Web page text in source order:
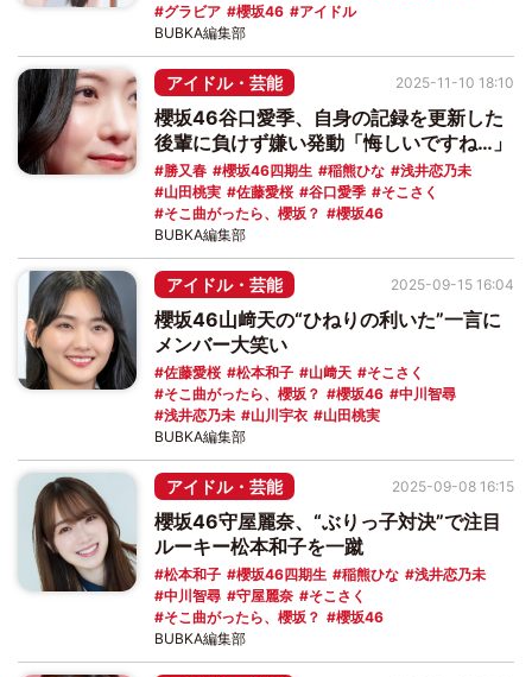
グラビア
櫻坂46 アイドル
BUBKA編集部
アイドル・芸能
櫻坂46谷口愛季、自身の記録を更新した
後輩に負けず嫌い発動「悔しいですね…」
勝又春 櫻坂46四期生 稲熊ひな
浅井恋乃未
山田桃実
佐藤愛桜 谷口愛季
そこさく
そこ曲がったら、櫻坂？
櫻坂46
2025-11-10 18:10
BUBKA編集部
アイドル・芸能
櫻坂46山﨑天の“ひねりの利いた”一言に
メンバー大笑い
佐藤愛桜 松本和子 山﨑天
そこさく
そこ曲がったら、櫻坂？
櫻坂46
中川智尋
浅井恋乃未
山川宇衣 山田桃実
2025-09-15 16:04
BUBKA編集部
アイドル・芸能
櫻坂46守屋麗奈、“ぶりっ子対決”で注目
ルーキー松本和子を一蹴
松本和子 櫻坂46四期生 稲熊ひな
浅井恋乃未
中川智尋
守屋麗奈
そこさく
そこ曲がったら、櫻坂？
櫻坂46
2025-09-08 16:15
BUBKA編集部